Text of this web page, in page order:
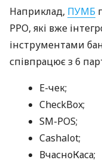
Наприклад, ПУМБ
РРО, які вже
інструментами
співпрацює з 6
E-чек;
CheckBox;
SM-POS;
Cashalot;
ВчасноКаса;